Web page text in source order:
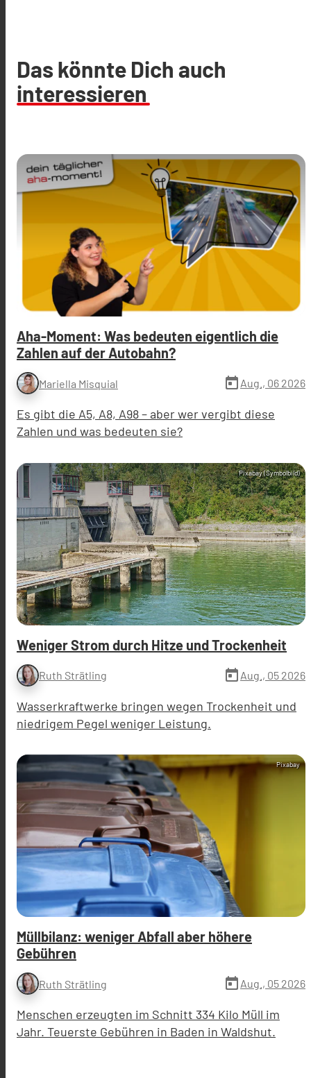
Das könnte Dich auch
interessieren
Aha-Moment: Was bedeuten eigentlich die
Zahlen auf der Autobahn?
Mariella Misquial today Aug., 06 2026
Es gibt die A5, A8, A98 – aber wer vergibt diese
Zahlen und was bedeuten sie?
Pixabay (Symbolbild)
Weniger Strom durch Hitze und Trockenheit
Ruth Strätling today Aug., 05 2026
Wasserkraftwerke bringen wegen Trockenheit und
niedrigem Pegel weniger Leistung.
Pixabay
Müllbilanz: weniger Abfall aber höhere
Gebühren
Ruth Strätling today Aug., 05 2026
Menschen erzeugten im Schnitt 334 Kilo Müll im
Jahr. Teuerste Gebühren in Baden in Waldshut.